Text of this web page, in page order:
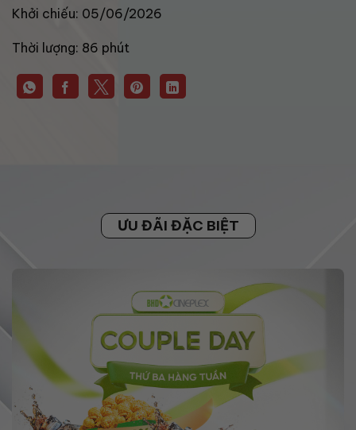
Khởi chiếu: 05/06/2026
Thời lượng: 86 phút
ƯU ĐÃI ĐẶC BIỆT